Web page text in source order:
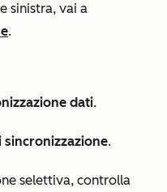
sinistra, vai a
.
dati.
sincronizzazione.
selettiva, controlla